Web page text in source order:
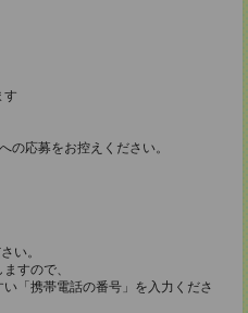
す
の応募をお控えください。
い。
すので、
「携帯電話の番号」を入力くださ